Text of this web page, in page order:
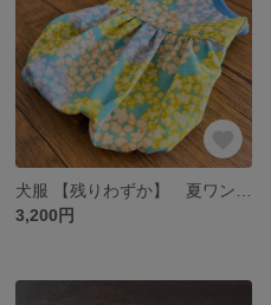
3,200円